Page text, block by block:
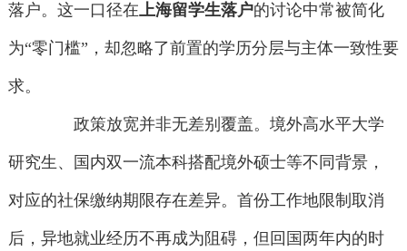
落户。这一口径在上海留学生落户的讨论中常被简化
为“零门槛”，却忽略了前置的学历分层与主体一致性要
求。
政策放宽并非无差别覆盖。境外高水平大学
研究生、国内双一流本科搭配境外硕士等不同背景，
对应的社保缴纳期限存在差异。首份工作地限制取消
后，异地就业经历不再成为阻碍，但回国两年内的时